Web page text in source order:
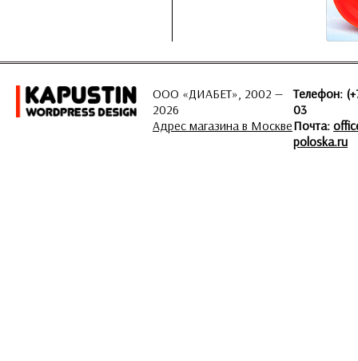
ООО «ДИАБЕТ», 2002 —
2026
Адрес магазина в Москве
Телефон:
03
Почта:
poloska.ru